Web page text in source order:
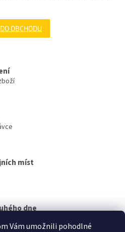
Vám umožnili pohodlné
OBCHODU
míst
dne